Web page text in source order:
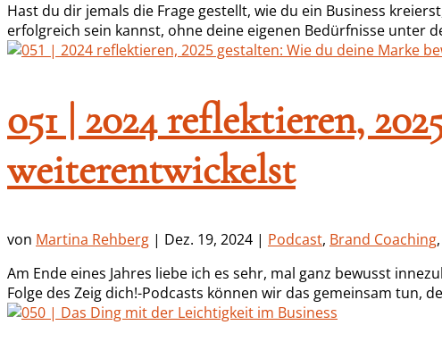
Hast du dir jemals die Frage gestellt, wie du ein Business
erfolgreich sein kannst, ohne deine eigenen Bedürfnisse unter
051 | 2024 reflektieren,
weiterentwickelst
von Martina Rehberg | Dez. 19, 2024 | Podcast, Brand Coaching,
Am Ende eines Jahres liebe ich es sehr, mal ganz bewusst
Folge des Zeig dich!-Podcasts können wir das gemeinsam tun,